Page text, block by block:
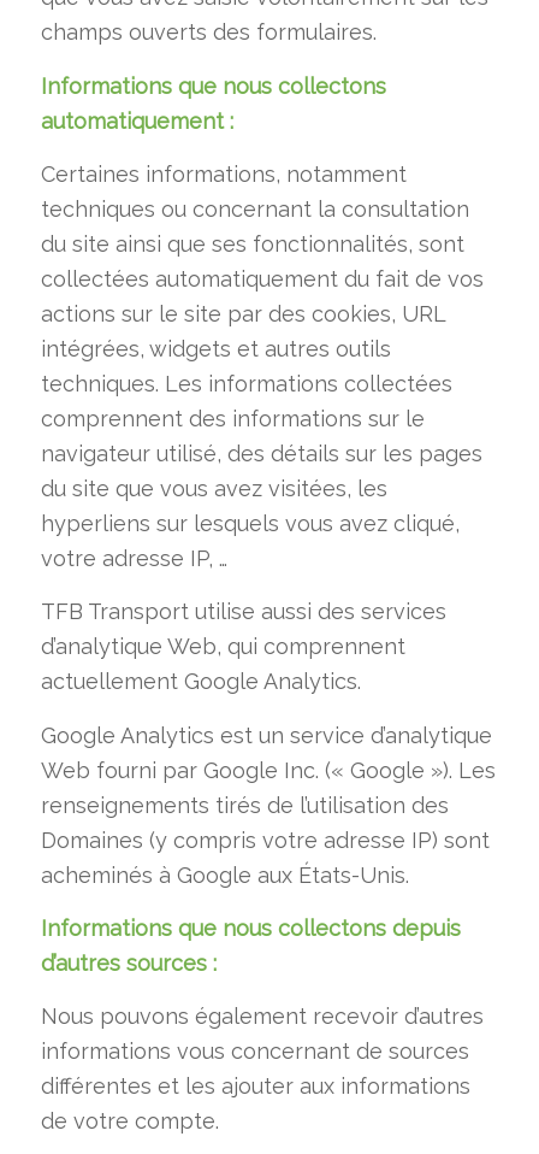
champs ouverts des formulaires.
Informations que nous collectons
automatiquement :
Certaines informations, notamment
techniques ou concernant la consultation
du site ainsi que ses fonctionnalités, sont
collectées automatiquement du fait de vos
actions sur le site par des cookies, URL
intégrées, widgets et autres outils
techniques. Les informations collectées
comprennent des informations sur le
navigateur utilisé, des détails sur les pages
du site que vous avez visitées, les
hyperliens sur lesquels vous avez cliqué,
votre adresse IP, …
TFB Transport utilise aussi des services
d’analytique Web, qui comprennent
actuellement Google Analytics.
Google Analytics est un service d’analytique
Web fourni par Google Inc. (« Google »). Les
renseignements tirés de l’utilisation des
Domaines (y compris votre adresse IP) sont
acheminés à Google aux États-Unis.
Informations que nous collectons depuis
d’autres sources :
Nous pouvons également recevoir d’autres
informations vous concernant de sources
différentes et les ajouter aux informations
de votre compte.